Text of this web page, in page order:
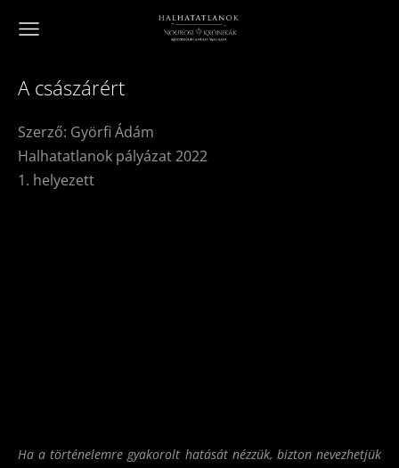
A császárért
Szerző: Györfi Ádám
Halhatatlanok pályázat 2022
1. helyezett
Ha a történelemre gyakorolt hatását nézzük, bizton nevezhetjük